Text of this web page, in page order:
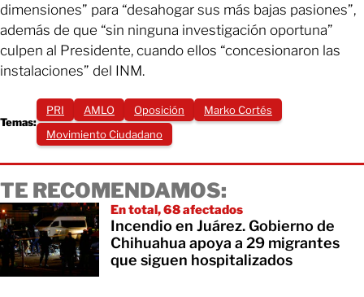
dimensiones” para “desahogar sus más bajas pasiones”,
además de que “sin ninguna investigación oportuna”
culpen al Presidente, cuando ellos “concesionaron las
instalaciones” del INM.
Temas:
PRI AMLO Oposición
Marko Cortés
Movimiento Ciudadano
TE RECOMENDAMOS:
En total, 68 afectados
Incendio en Juárez. Gobierno de
Chihuahua apoya a 29 migrantes
que siguen hospitalizados